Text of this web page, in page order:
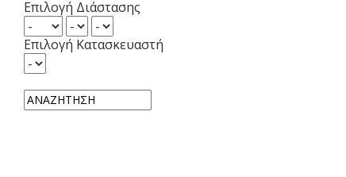
Επιλογή Διάστασης
Επιλογή Κατασκευαστή